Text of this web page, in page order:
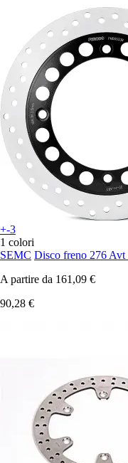
+-3
1 colori
SEMC Disco freno 276
A partire da 161,09 €
90,28 €